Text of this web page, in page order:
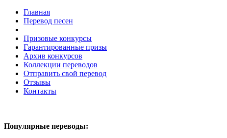
Главная
Перевод песен
Призовые конкурсы
Гарантированные призы
Архив конкурсов
Коллекции переводов
Отправить свой перевод
Отзывы
Контакты
Популярные переводы: